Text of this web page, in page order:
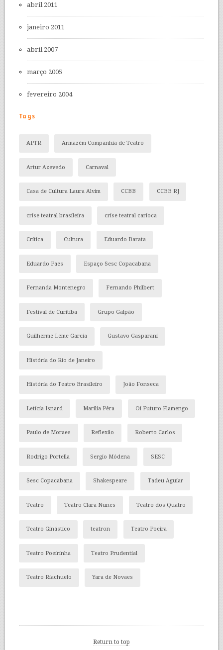
abril 2011
janeiro 2011
abril 2007
março 2005
fevereiro 2004
Tags
APTR Armazém Companhia de Teatro
Artur Azevedo Carnaval
Casa de Cultura Laura Alvim CCBB CCBB RJ
crise teatral brasileira crise teatral carioca
Crítica Cultura Eduardo Barata
Eduardo Paes Espaço Sesc Copacabana
Fernanda Montenegro Fernando Philbert
Festival de Curitiba Grupo Galpão
Guilherme Leme Garcia Gustavo Gasparani
História do Rio de Janeiro
História do Teatro Brasileiro João Fonseca
Letícia Isnard Marília Pêra Oi Futuro Flamengo
Paulo de Moraes Reflexão Roberto Carlos
Rodrigo Portella Sergio Módena SESC
Sesc Copacabana Shakespeare Tadeu Aguiar
Teatro Teatro Clara Nunes Teatro dos Quatro
Teatro Ginástico teatron Teatro Poeira
Teatro Poeirinha Teatro Prudential
Teatro Riachuelo Yara de Novaes
Return to top